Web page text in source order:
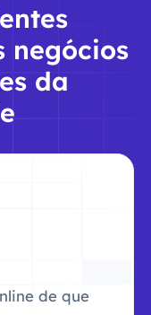
negócios
da
de que